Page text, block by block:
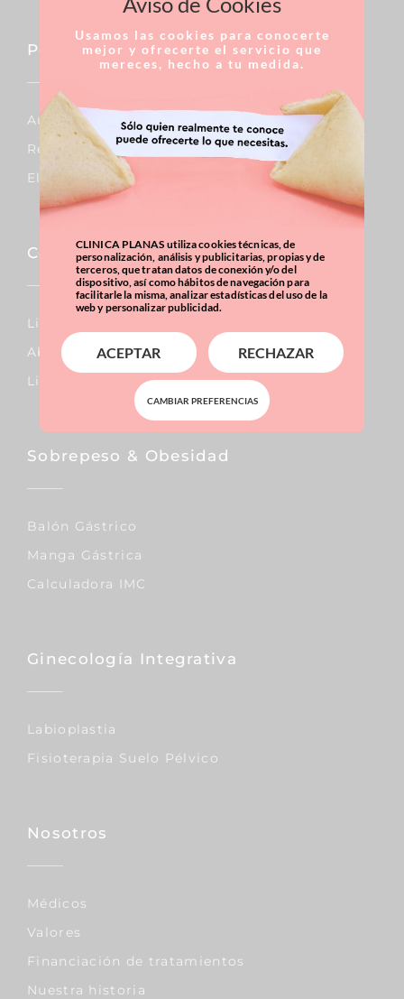
Pecho
Aumento De Pecho
Reducción De Pecho
Elevación De Pecho
Corporal
Lipo Vaser
Abdominoplastia
Liposucción
Sobrepeso & Obesidad
Balón Gástrico
Manga Gástrica
Calculadora IMC
Ginecología Integrativa
Labioplastia
Fisioterapia Suelo Pélvico
Nosotros
Médicos
Valores
Financiación de tratamientos
Nuestra historia
Usamos las cookies para conocerte
mejor y ofrecerte el servicio que
mereces, hecho a tu medida.
CLINICA PLANAS utiliza cookies técnicas, de
personalización, análisis y publicitarias, propias y de
terceros, que tratan datos de conexión y/o del
dispositivo, así como hábitos de navegación para
facilitarle la misma, analizar estadísticas del uso de la
web y personalizar publicidad.
ACEPTAR RECHAZAR
CAMBIAR PREFERENCIAS